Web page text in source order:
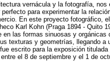
vernácula y la fotografía, nos
para experimentar la
En este proyecto fotográfico,
Karl Kohn (Praga 1894 - Quito
las formas sinuosas y orgánicas
texturas y geometrías, llegando a
escrito para la exposición titulada
el 8 de septiembre y el 1 de